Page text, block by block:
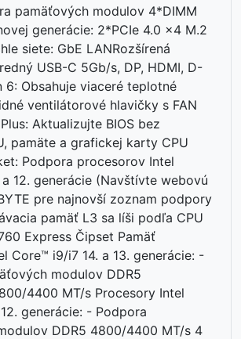
pamäťových modulov 4*DIMM
generácie: 2*PCIe 4.0 x4 M.2
siete: GbE LANRozšírená
USB-C 5Gb/s, DP, HDMI, D-
6: Obsahuje viaceré teplotné
ventilátorové hlavičky s FAN
Aktualizujte BIOS bez
pamäte a grafickej karty CPU
Podpora procesorov Intel
a 12. generácie (Navštívte webovú
pre najnovší zoznam podpory
pamäť L3 sa líši podľa CPU
Express Čipset Pamäť
Core™ i9/i7 14. a 13. generácie: -
modulov DDR5
4400 MT/s Procesory Intel
generácie: - Podpora
DDR5 4800/4400 MT/s 4